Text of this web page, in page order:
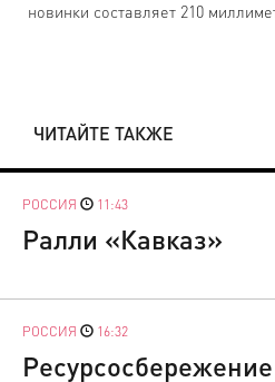
новинки составляет 210
ЧИТАЙТЕ ТАКЖЕ
РОССИЯ 11:43
Ралли «Кавказ»
РОССИЯ 16:32